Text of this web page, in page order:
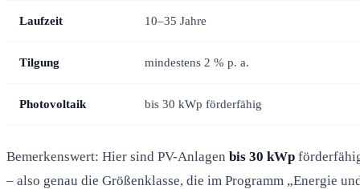
Laufzeit 10–35 Jahre
Tilgung mindestens 2 % p. a.
Photovoltaik bis 30 kWp förderfähig
Bemerkenswert: Hier sind PV-Anlagen bis 30 kWp
– also genau die Größenklasse, die im Programm „Energie